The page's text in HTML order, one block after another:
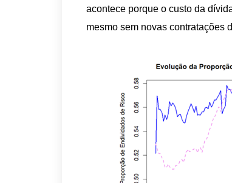
acontece porque o custo da
mesmo sem novas contratações